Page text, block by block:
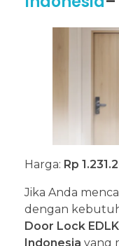
Harga: Rp
Jika Anda
dengan
Door Lock
Indonesia yang